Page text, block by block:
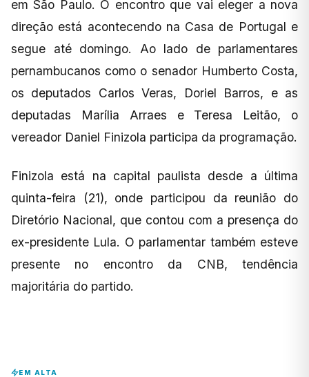
em São Paulo. O encontro que vai eleger a nova
direção está acontecendo na Casa de Portugal e
segue até domingo. Ao lado de parlamentares
pernambucanos como o senador Humberto Costa,
os deputados Carlos Veras, Doriel Barros, e as
deputadas Marília Arraes e Teresa Leitão, o
vereador Daniel Finizola participa da programação.
Finizola está na capital paulista desde a última
quinta-feira (21), onde participou da reunião do
Diretório Nacional, que contou com a presença do
ex-presidente Lula. O parlamentar também esteve
presente no encontro da CNB, tendência
majoritária do partido.
EM ALTA